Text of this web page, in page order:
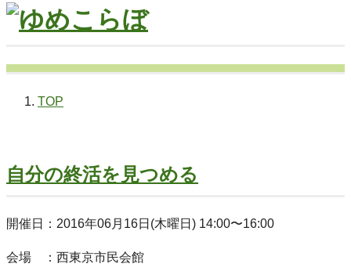
TOP
自分の終活を見つめる
開催日：2016年06月16日(木曜日) 14:00〜16:00
会場 ：西東京市民会館